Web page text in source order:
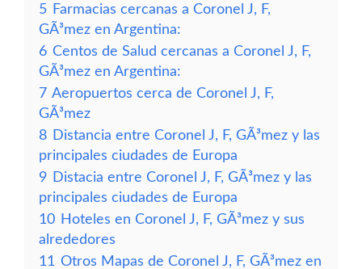
5 Farmacias cercanas a Coronel J, F,
GÃ³mez en Argentina:
6 Centos de Salud cercanas a Coronel J, F,
GÃ³mez en Argentina:
7 Aeropuertos cerca de Coronel J, F,
GÃ³mez
8 Distancia entre Coronel J, F, GÃ³mez y las
principales ciudades de Europa
9 Distacia entre Coronel J, F, GÃ³mez y las
principales ciudades de Europa
10 Hoteles en Coronel J, F, GÃ³mez y sus
alrededores
11 Otros Mapas de Coronel J, F, GÃ³mez en